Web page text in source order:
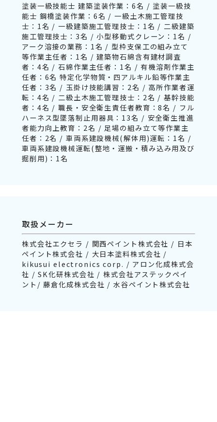
塗装一級技能士 建築塗装作業：6名 / 塗装一級技
能士 鋼橋塗装作業：6名 / 一級土木施工管理技
士：1名 / 一級建築施工管理技士：1名 / 二級建築
施工管理技士：3名 / 小型移動式クレーン：1名 /
アーク溶接の業務：1名 / 型枠支保工の組み立て
等作業主任者：1名 / 建築物石綿含有建材調査
者：4名 / 石綿作業主任者：1名 / 有機溶剤作業主
任者：6名 特定化学物質・四アルキル鉛等作業主
任者：3名 / 玉掛け技能講習：2名 / 高所作業者運
転：4名 / 二級土木施工管理技士：2名 / 基幹技能
者：4名 / 職長・安全衛生責任者教育：8名 / フル
ハーネス型墜落制止用器具：13名 / 安全衛生推進
者能力向上教育：2名 / 足場の組み立て等作業主
任者：2名 / 車両系建設機械(解体用)運転：1名 /
車両系建設機械運転(整地・運搬・積み込み用及び
掘削用)：1名
取扱メーカー
株式会社エクセラ / 関西ペイント株式会社 / 日本
ペイント株式会社 / 大日本塗料株式会社 /
kikusui electronics corp. / アロン化成株式会
社 / SK化研株式会社 / 株式会社アステックペイ
ント/ 藤倉化成株式会社 / 水谷ペイント株式会社